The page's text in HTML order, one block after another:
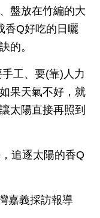
盤放在竹編的大
香Q好吃的日曬
的。
工、要(靠)人力
果天氣不好，就
太陽直接再照到
追逐太陽的香Q
嘉義採訪報導